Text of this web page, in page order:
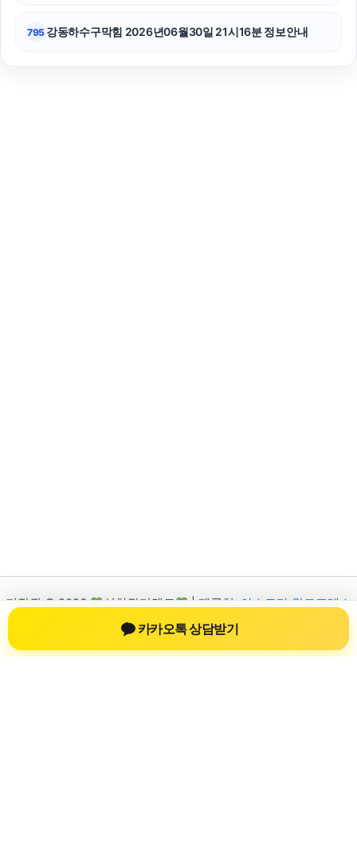
795 강동하수구막힘 2026년06월30일 21시16분 정보안내
저작권 © 2026 신차장기렌트 | 제공처:
아스트라 워드프레스
테마
카카오톡 상담받기